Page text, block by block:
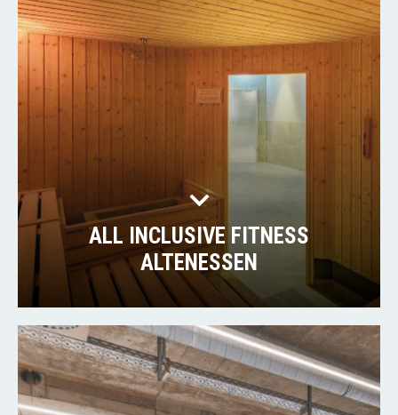
ALL INCLUSIVE FITNESS
ALTENESSEN